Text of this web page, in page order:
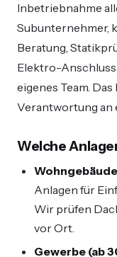
Inbetriebnahme
Subunternehmer,
Beratung,
Elektro-
eigenes Team.
Verantwortung an
Welche
Anlagen für
Wir prüfen
vor Ort.
Gewerbe (ab